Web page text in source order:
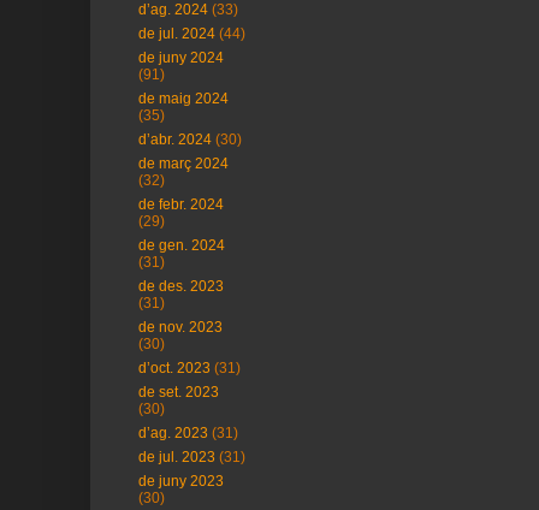
d’ag. 2024 (33)
de jul. 2024 (44)
de juny 2024
(91)
de maig 2024
(35)
d’abr. 2024 (30)
de març 2024
(32)
de febr. 2024
(29)
de gen. 2024
(31)
de des. 2023
(31)
de nov. 2023
(30)
d’oct. 2023 (31)
de set. 2023
(30)
d’ag. 2023 (31)
de jul. 2023 (31)
de juny 2023
(30)